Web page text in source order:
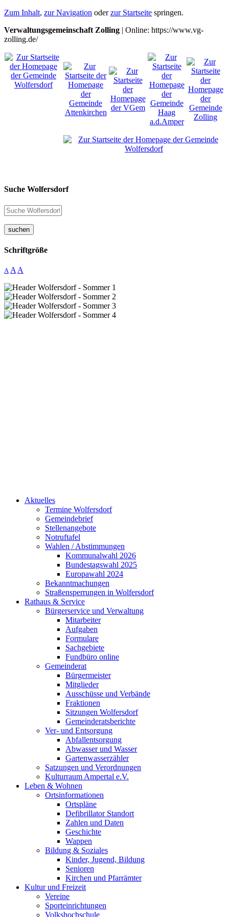
Zum Inhalt, zur Navigation oderzur Startseite springen.
Verwaltungsgemeinschaft Zolling | Online: https://www.vg-
zolling.de/
Suche Wolfersdorf
suchen
Schriftgröße
A A A
Aktuelles
Termine Wolfersdorf
Gemeindebrief
Stellenangebote
Notruftafel
Wahlen / Abstimmungen
Kommunalwahl 2026
Bundestagswahl 2025
Europawahl 2024
Bekanntmachungen
Straßensperrungen in Wolfersdorf
Rathaus & Service
Bürgerservice und Verwaltung
Mitarbeiter
Aufgaben
Formulare
Sachgebiete
Fundbüro online
Gemeinderat
Bürgermeister
Mitglieder
Ausschüsse und Verbände
Fraktionen
Sitzungen Wolfersdorf
Gemeinderatsberichte
Ver- und Entsorgung
Abfallentsorgung
Abwasser und Wasser
Gartenwasserzähler
Satzungen und Verordnungen
Kulturraum Ampertal e.V.
Leben & Wohnen
Ortsinformationen
Ortspläne
Defibrillator Standort
Zahlen und Daten
Geschichte
Wappen
Bildung & Soziales
Kinder, Jugend, Bildung
Senioren
Kirchen und Pfarrämter
Kultur und Freizeit
Vereine
Sporteinrichtungen
Volkshochschule